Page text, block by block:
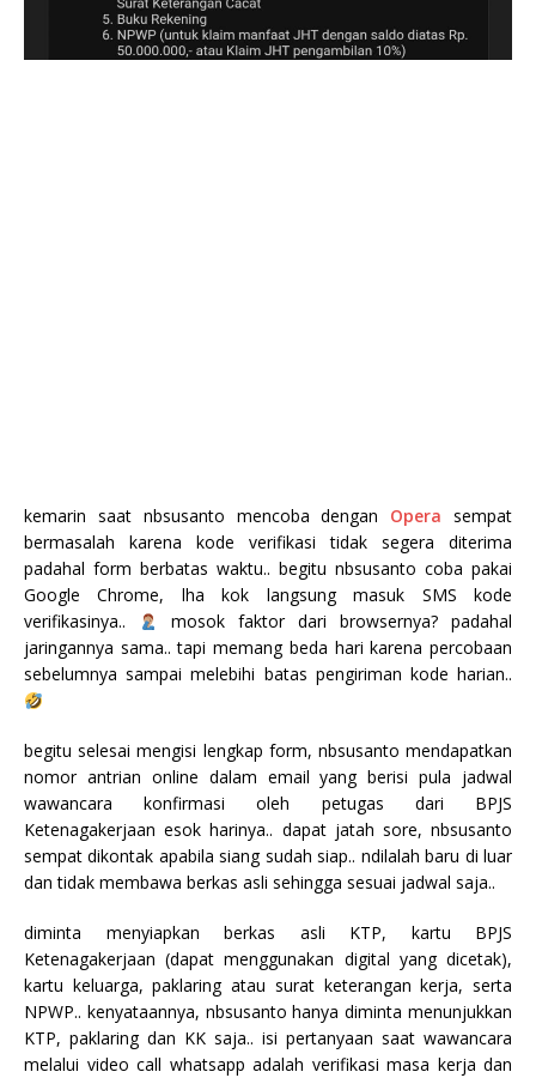
kemarin saat nbsusanto mencoba dengan Opera sempat
bermasalah karena kode verifikasi tidak segera diterima
padahal form berbatas waktu.. begitu nbsusanto coba pakai
Google Chrome, lha kok langsung masuk SMS kode
verifikasinya..
mosok faktor dari browsernya? padahal
jaringannya sama.. tapi memang beda hari karena percobaan
sebelumnya sampai melebihi batas pengiriman kode harian..
begitu selesai mengisi lengkap form, nbsusanto mendapatkan
nomor antrian online dalam email yang berisi pula jadwal
wawancara konfirmasi oleh petugas dari BPJS
Ketenagakerjaan esok harinya.. dapat jatah sore, nbsusanto
sempat dikontak apabila siang sudah siap.. ndilalah baru di luar
dan tidak membawa berkas asli sehingga sesuai jadwal saja..
diminta menyiapkan berkas asli KTP, kartu BPJS
Ketenagakerjaan (dapat menggunakan digital yang dicetak),
kartu keluarga, paklaring atau surat keterangan kerja, serta
NPWP.. kenyataannya, nbsusanto hanya diminta menunjukkan
KTP, paklaring dan KK saja.. isi pertanyaan saat wawancara
melalui video call whatsapp adalah verifikasi masa kerja dan